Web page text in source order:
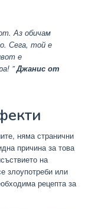
Аз обичам
Сега, той е
е
”Джанис от
няма странични
причина за това
на
злоупотреби или
рецепта за